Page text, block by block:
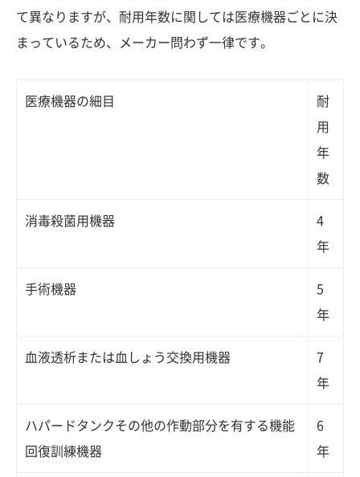
て異なりますが、耐用年数に関しては医療機器ごとに決
まっているため、メーカー問わず一律です。
医療機器の細目
耐
用
年
数
消毒殺菌用機器
4
年
手術機器
5
年
血液透析または血しょう交換用機器
7
年
ハパードタンクその他の作動部分を有する機能
回復訓練機器
6
年